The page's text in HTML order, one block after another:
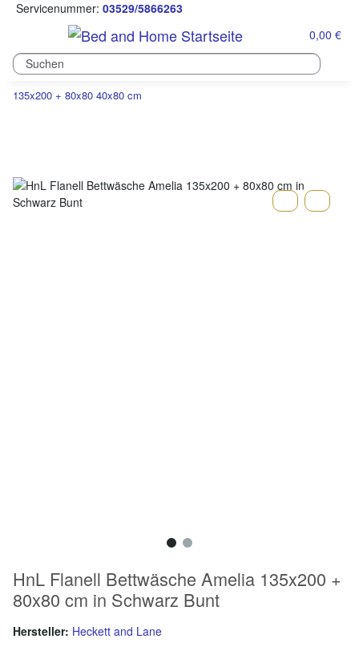
Servicenummer: 03529/5866263
0,00 €
135x200 + 80x80 40x80 cm
HnL Flanell Bettwäsche Amelia 135x200 +
80x80 cm in Schwarz Bunt
Hersteller: Heckett and Lane